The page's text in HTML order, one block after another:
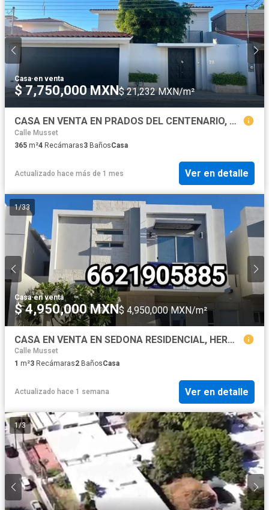
Casa·en venta
$ 7,750,000 MXN$ 21,232 MXN/m²
CASA EN VENTA EN PRADOS DEL CENTENARIO, HERMOSILLO SONORA
Calle Musset
365 m²4 Recámaras3 BañosCasa
Actualizado hace más de 1 mes Ver en detalle
1/33
Casa·en venta
$ 4,950,000 MXN$ 4,950,000 MXN/m²
CASA EN VENTA EN SEDONA RESIDENCIAL, HERMOSILLO SONORA
Calle Musset
1 m²3 Recámaras2 BañosCasa
Actualizado hace 1 semana Ver en detalle
1/3